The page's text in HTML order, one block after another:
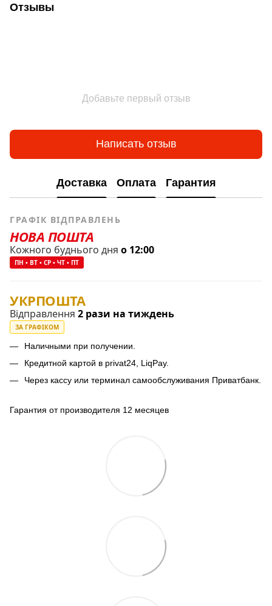
Отзывы
Добавьте первый отзыв
Написать отзыв
Доставка Оплата Гарантия
ГРАФІК ВІДПРАВЛЕНЬ
НОВА ПОШТА
Кожного буднього дня о 12:00
ПН • ВТ • СР • ЧТ • ПТ
УКРПОШТА
Відправлення 2 рази на тиждень
ЗА ГРАФІКОМ
Наличными при получении.
Кредитной картой в privat24, LiqPay.
Через кассу или терминал самообслуживания Приватбанк.
Гарантия от производителя 12 месяцев